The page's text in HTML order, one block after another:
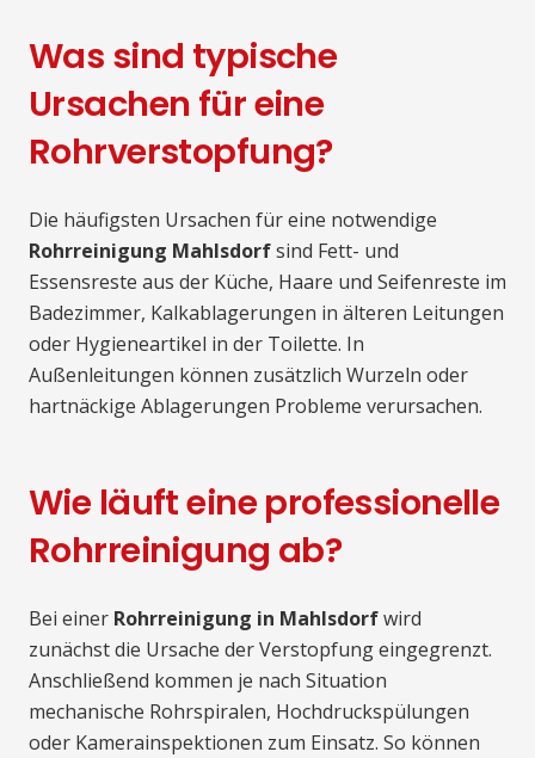
Was sind typische
Ursachen für eine
Rohrverstopfung?
Die häufigsten Ursachen für eine notwendige
Rohrreinigung Mahlsdorfsind Fett- und
Essensreste aus der Küche, Haare und Seifenreste im
Badezimmer, Kalkablagerungen in älteren Leitungen
oder Hygieneartikel in der Toilette. In
Außenleitungen können zusätzlich Wurzeln oder
hartnäckige Ablagerungen Probleme verursachen.
Wie läuft eine professionelle
Rohrreinigung ab?
Bei einer Rohrreinigung in Mahlsdorfwird
zunächst die Ursache der Verstopfung eingegrenzt.
Anschließend kommen je nach Situation
mechanische Rohrspiralen, Hochdruckspülungen
oder Kamerainspektionen zum Einsatz. So können